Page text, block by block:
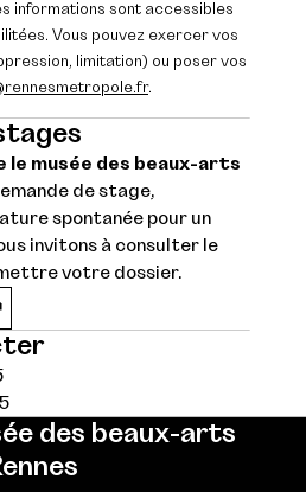
informations sont accessibles
Vous pouvez exercer vos
limitation) ou poser vos
.
le musée des beaux-arts
de stage,
spontanée pour un
invitons à consulter le
votre dossier.
des beaux-arts